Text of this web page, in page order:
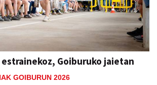
Goiburuko jaietan
GOIBURUN 2026